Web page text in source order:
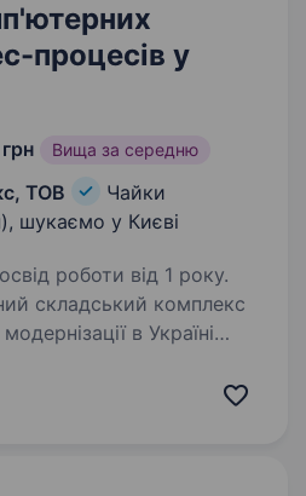
процесів у
Вища за середню
ТОВ
Чайки
шукаємо у Києві
роботи від 1 року.
в Україні
Denka Logistics